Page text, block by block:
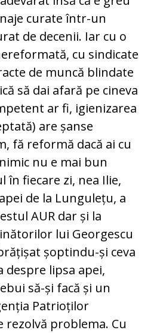
curate într-un
de decenii. Iar cu o
cu sindicate
de muncă blindate
să dai afară pe cineva
ar fi, igienizarea
are șanse
fă reformă dacă ai cu
nu e mai bun
în fiecare zi, nea Ilie,
de la Lungulețu, a
AUR dar și la
lui Georgescu
șoptindu-și ceva
despre lipsa apei,
să-și facă și un
Patrioților
rezolvă problema. Cu